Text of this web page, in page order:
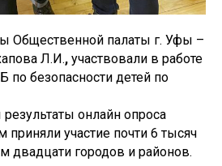
Общественной палаты г. Уфы –
Л.И., участвовали в работе
по безопасности детей по
онлайн опроса
приняли участие почти 6 тысяч
двадцати городов и районов.